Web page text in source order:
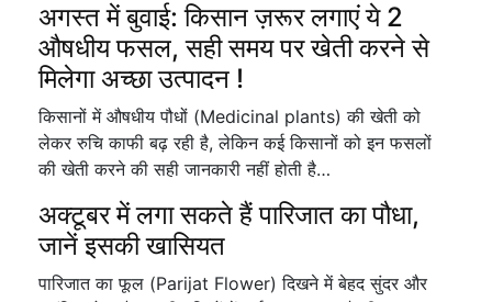
अगस्त में बुवाई: किसान ज़रूर लगाएं ये 2
औषधीय फसल, सही समय पर खेती करने से
मिलेगा अच्छा उत्पादन !
किसानों में औषधीय पौधों (Medicinal plants) की खेती को
लेकर रुचि काफी बढ़ रही है, लेकिन कई किसानों को इन फसलों
की खेती करने की सही जानकारी नहीं होती है…
अक्टूबर में लगा सकते हैं पारिजात का पौधा,
जानें इसकी खासियत
पारिजात का फूल (Parijat Flower) दिखने में बेहद सुंदर और